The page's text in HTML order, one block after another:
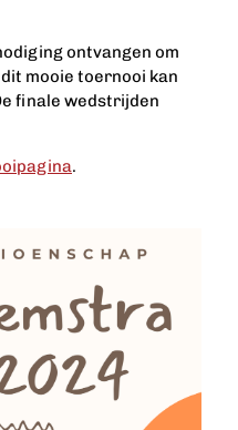
ontvangen om
mooie toernooi kan
finale wedstrijden
.